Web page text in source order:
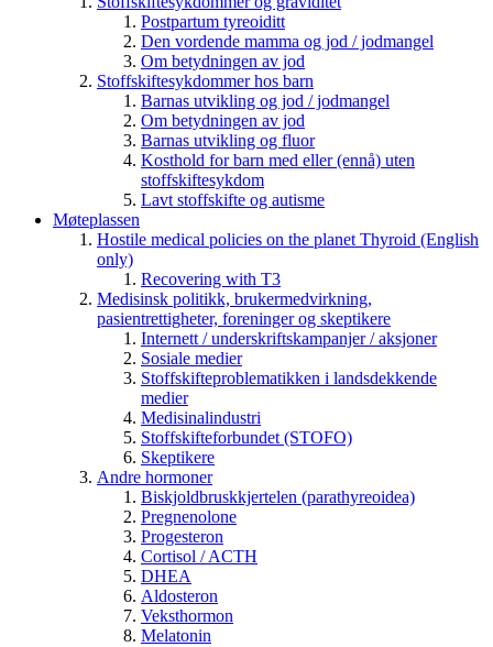
Postpartum tyreoiditt
Den vordende mamma og jod / jodmangel
Om betydningen av jod
Stoffskiftesykdommer hos barn
Barnas utvikling og jod / jodmangel
Om betydningen av jod
Barnas utvikling og fluor
Kosthold for barn med eller (ennå) uten
stoffskiftesykdom
Lavt stoffskifte og autisme
Møteplassen
Hostile medical policies on the planet Thyroid (English
only)
Recovering with T3
Medisinsk politikk, brukermedvirkning,
pasientrettigheter, foreninger og skeptikere
Internett / underskriftskampanjer / aksjoner
Sosiale medier
Stoffskifteproblematikken i landsdekkende
medier
Medisinalindustri
Stoffskifteforbundet (STOFO)
Skeptikere
Andre hormoner
Biskjoldbruskkjertelen (parathyreoidea)
Pregnenolone
Progesteron
Cortisol / ACTH
DHEA
Aldosteron
Veksthormon
Melatonin